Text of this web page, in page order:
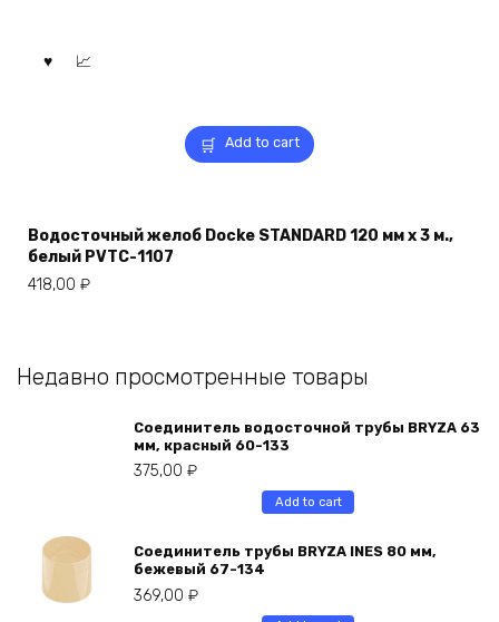
Add to cart
Водосточный желоб Docke STANDARD 120 мм х 3 м.,
белый PVTC-1107
418,00 ₽
Недавно просмотренные товары
Соединитель водосточной трубы BRYZA 63
мм, краcный 60-133
375,00 ₽
Add to cart
Соединитель трубы BRYZA INES 80 мм,
бежевый 67-134
369,00 ₽